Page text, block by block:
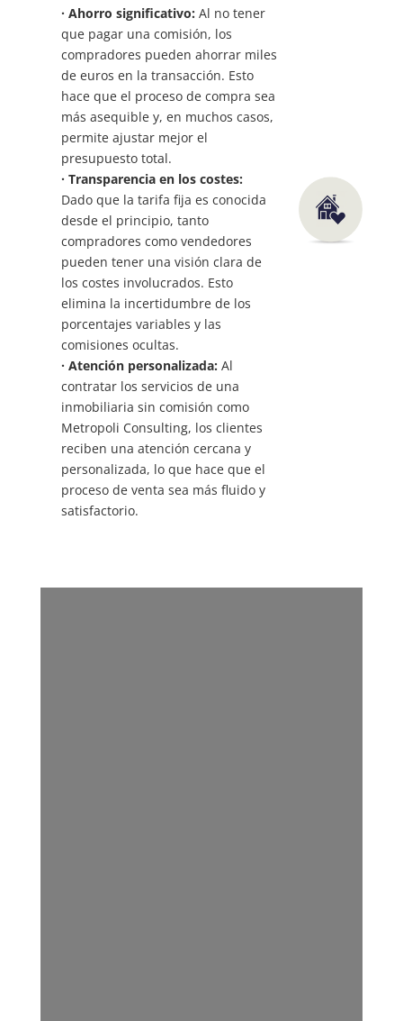
· Ahorro significativo: Al no tener
que pagar una comisión, los
compradores pueden ahorrar miles
de euros en la transacción. Esto
hace que el proceso de compra sea
más asequible y, en muchos casos,
permite ajustar mejor el
presupuesto total.
· Transparencia en los costes:
Dado que la tarifa fija es conocida
desde el principio, tanto
compradores como vendedores
pueden tener una visión clara de
los costes involucrados. Esto
elimina la incertidumbre de los
porcentajes variables y las
comisiones ocultas.
· Atención personalizada: Al
contratar los servicios de una
inmobiliaria sin comisión como
Metropoli Consulting, los clientes
reciben una atención cercana y
personalizada, lo que hace que el
proceso de venta sea más fluido y
satisfactorio.